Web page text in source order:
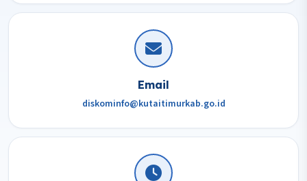
Email
diskominfo@kutaitimurkab.go.id